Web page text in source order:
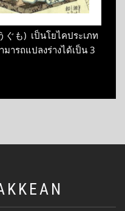
ぐも) เป็นโยไคประเภท
ารถแปลงร่างได้เป็น 3